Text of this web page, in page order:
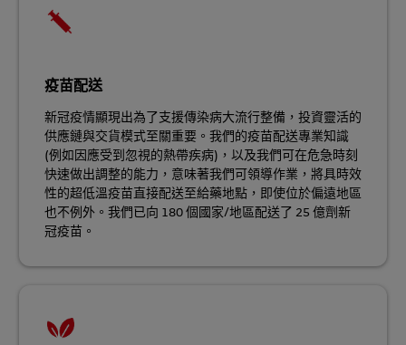
疫苗配送
新冠疫情顯現出為了支援傳染病大流行整備，投資靈活的
供應鏈與交貨模式至關重要。我們的疫苗配送專業知識
(例如因應受到忽視的熱帶疾病)，以及我們可在危急時刻
快速做出調整的能力，意味著我們可領導作業，將具時效
性的超低溫疫苗直接配送至給藥地點，即使位於偏遠地區
也不例外。我們已向 180 個國家/地區配送了 25 億劑新
冠疫苗。